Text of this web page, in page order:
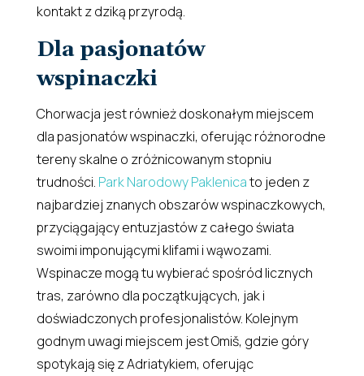
kontakt z dziką przyrodą.
Dla pasjonatów
wspinaczki
Chorwacja jest również doskonałym miejscem
dla pasjonatów wspinaczki, oferując różnorodne
tereny skalne o zróżnicowanym stopniu
trudności. Park Narodowy Paklenicato jeden z
najbardziej znanych obszarów wspinaczkowych,
przyciągający entuzjastów z całego świata
swoimi imponującymi klifami i wąwozami.
Wspinacze mogą tu wybierać spośród licznych
tras, zarówno dla początkujących, jak i
doświadczonych profesjonalistów. Kolejnym
godnym uwagi miejscem jest Omiš, gdzie góry
spotykają się z Adriatykiem, oferując